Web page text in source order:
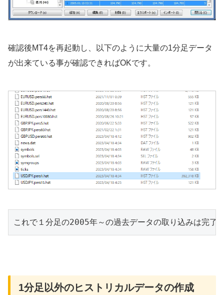
確認後MT4を再起動し、以下のように大量の1分足データ
が出来ている事が確認できればOKです。
これで１分足の2005年～の過去データの取り込みは完了
1分足以外のヒストリカルデータの作成